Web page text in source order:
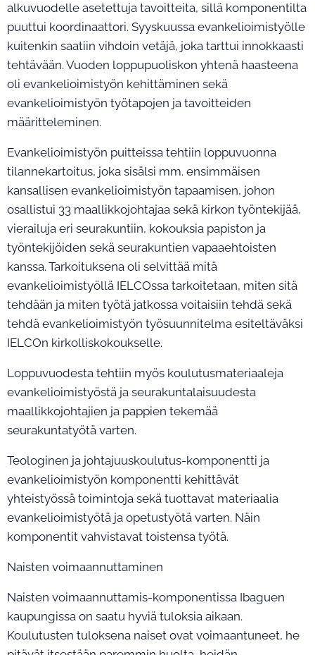
alkuvuodelle asetettuja tavoitteita, sillä komponentilta
puuttui koordinaattori. Syyskuussa evankelioimistyölle
kuitenkin saatiin vihdoin vetäjä, joka tarttui innokkaasti
tehtävään. Vuoden loppupuoliskon yhtenä haasteena
oli evankelioimistyön kehittäminen sekä
evankelioimistyön työtapojen ja tavoitteiden
määritteleminen.
Evankelioimistyön puitteissa tehtiin loppuvuonna
tilannekartoitus, joka sisälsi mm. ensimmäisen
kansallisen evankelioimistyön tapaamisen, johon
osallistui 33 maallikkojohtajaa sekä kirkon työntekijää,
vierailuja eri seurakuntiin, kokouksia papiston ja
työntekijöiden sekä seurakuntien vapaaehtoisten
kanssa. Tarkoituksena oli selvittää mitä
evankelioimistyöllä IELCOssa tarkoitetaan, miten sitä
tehdään ja miten työtä jatkossa voitaisiin tehdä sekä
tehdä evankelioimistyön työsuunnitelma esiteltäväksi
IELCOn kirkolliskokoukselle.
Loppuvuodesta tehtiin myös koulutusmateriaaleja
evankelioimistyöstä ja seurakuntalaisuudesta
maallikkojohtajien ja pappien tekemää
seurakuntatyötä varten.
Teologinen ja johtajuuskoulutus-komponentti ja
evankelioimistyön komponentti kehittävät
yhteistyössä toimintoja sekä tuottavat materiaalia
evankelioimistyötä ja opetustyötä varten. Näin
komponentit vahvistavat toistensa työtä.
Naisten voimaannuttaminen
Naisten voimaannuttamis-komponentissa Ibaguen
kaupungissa on saatu hyviä tuloksia aikaan.
Koulutusten tuloksena naiset ovat voimaantuneet, he